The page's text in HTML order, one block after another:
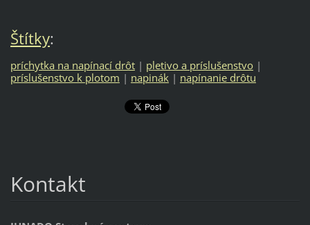
Štítky:
príchytka na napínací drôt | pletivo a príslušenstvo |
príslušenstvo k plotom | napinák | napínanie drôtu
Kontakt